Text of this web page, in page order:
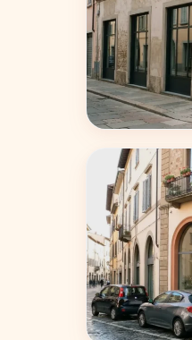
Milano
75 coworking